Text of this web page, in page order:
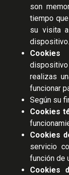
son
tiempo
su visita
dispositivo.
Cookies
realizas
funcionar
Según su
Cookies
Cookies
servicio
función de
Cookies